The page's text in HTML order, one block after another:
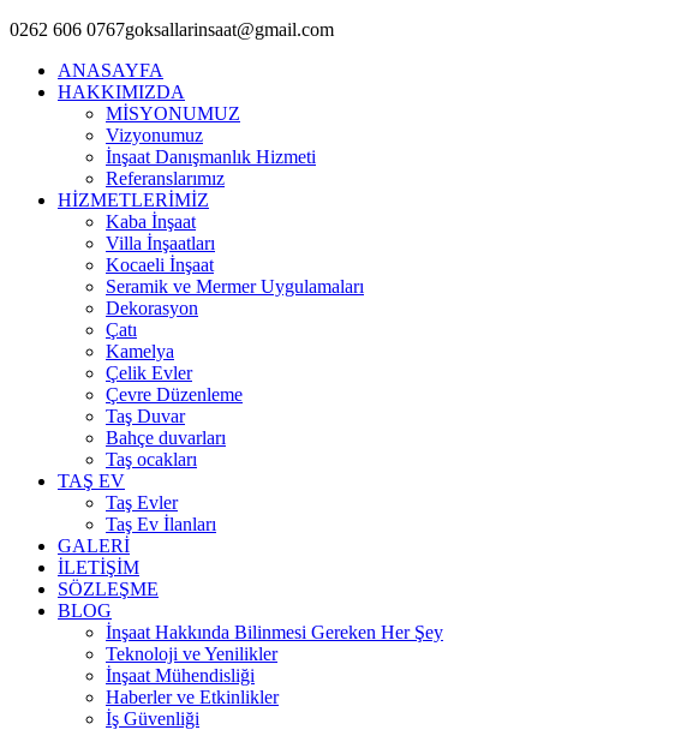
0262 606 0767goksallarinsaat@gmail.com
ANASAYFA
HAKKIMIZDA
MİSYONUMUZ
Vizyonumuz
İnşaat Danışmanlık Hizmeti
Referanslarımız
HİZMETLERİMİZ
Kaba İnşaat
Villa İnşaatları
Kocaeli İnşaat
Seramik ve Mermer Uygulamaları
Dekorasyon
Çatı
Kamelya
Çelik Evler
Çevre Düzenleme
Taş Duvar
Bahçe duvarları
Taş ocakları
TAŞ EV
Taş Evler
Taş Ev İlanları
GALERİ
İLETİŞİM
SÖZLEŞME
BLOG
İnşaat Hakkında Bilinmesi Gereken Her Şey
Teknoloji ve Yenilikler
İnşaat Mühendisliği
Haberler ve Etkinlikler
İş Güvenliği